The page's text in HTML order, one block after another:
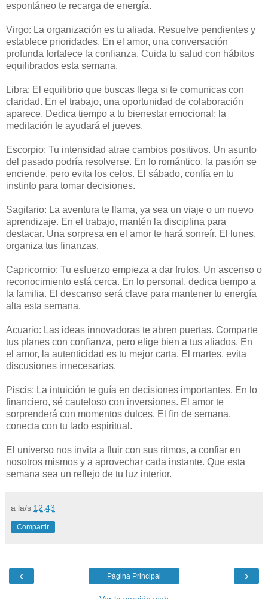
espontáneo te recarga de energía.
Virgo: La organización es tu aliada. Resuelve pendientes y
establece prioridades. En el amor, una conversación
profunda fortalece la confianza. Cuida tu salud con hábitos
equilibrados esta semana.
Libra: El equilibrio que buscas llega si te comunicas con
claridad. En el trabajo, una oportunidad de colaboración
aparece. Dedica tiempo a tu bienestar emocional; la
meditación te ayudará el jueves.
Escorpio: Tu intensidad atrae cambios positivos. Un asunto
del pasado podría resolverse. En lo romántico, la pasión se
enciende, pero evita los celos. El sábado, confía en tu
instinto para tomar decisiones.
Sagitario: La aventura te llama, ya sea un viaje o un nuevo
aprendizaje. En el trabajo, mantén la disciplina para
destacar. Una sorpresa en el amor te hará sonreír. El lunes,
organiza tus finanzas.
Capricornio: Tu esfuerzo empieza a dar frutos. Un ascenso o
reconocimiento está cerca. En lo personal, dedica tiempo a
la familia. El descanso será clave para mantener tu energía
alta esta semana.
Acuario: Las ideas innovadoras te abren puertas. Comparte
tus planes con confianza, pero elige bien a tus aliados. En
el amor, la autenticidad es tu mejor carta. El martes, evita
discusiones innecesarias.
Piscis: La intuición te guía en decisiones importantes. En lo
financiero, sé cauteloso con inversiones. El amor te
sorprenderá con momentos dulces. El fin de semana,
conecta con tu lado espiritual.
El universo nos invita a fluir con sus ritmos, a confiar en
nosotros mismos y a aprovechar cada instante. Que esta
semana sea un reflejo de tu luz interior.
a la/s 12:43
Compartir
‹ ›
Página Principal